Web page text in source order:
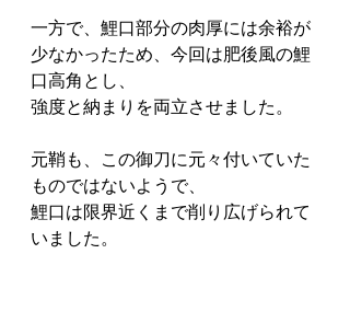
一方で、鯉口部分の肉厚には余裕が
少なかったため、今回は肥後風の鯉
口高角とし、
強度と納まりを両立させました。
元鞘も、この御刀に元々付いていた
ものではないようで、
鯉口は限界近くまで削り広げられて
いました。